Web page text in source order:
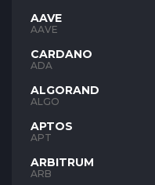
AAVE
AAVE
CARDANO
ADA
ALGORAND
ALGO
APTOS
APT
ARBITRUM
ARB